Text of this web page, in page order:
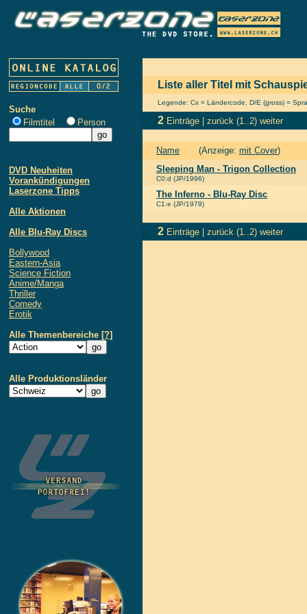
Suche
Filmtitel
Person
DVD Neuheiten
Vorankündigungen
Laserzone Tipps
Alle Aktionen
Alle Blu-Ray Discs
Bollywood
Eastern-Asia
Science Fiction
Anime/Manga
Thriller
Comedy
Erotik
Alle Themenbereiche [?]
Alle Produktionsländer
Liste aller Titel mit
Legende: Cx = Ländercode, D/E (gross) =
2 Einträge | zurück (1..2) weiter
Name (Anzeige: mit Cover)
Sleeping Man - Trigon Collection
C0:d (JP/1996)
The Inferno - Blu-Ray Disc
C1:e (JP/1979)
2 Einträge | zurück (1..2) weiter